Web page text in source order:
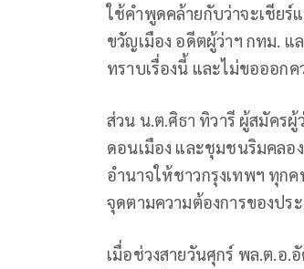
ใช้คำพูดคล้ายกับว่าจะเชียร์
ขวัญเมือง อดีตผู้ว่าฯ กทม. แ
ทราบเรื่องนี้ และไม่ขอออก
ส่วน น.ต.ศิธา ทิวารี ผู้สมัคร
ดอนเมือง และชุมชนริมคลอ
อำนาจให้ชาวกรุงเทพฯ ทุก
จุดตามความต้องการของป
เมื่อช่วงสายวันศุกร์ พล.ต.อ